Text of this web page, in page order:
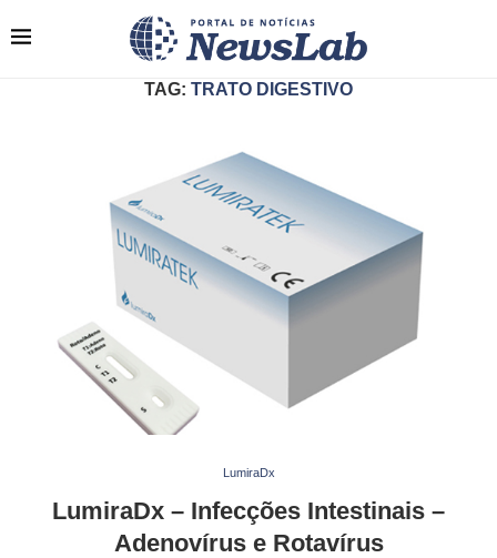
TAG: TRATO DIGESTIVO
LumiraDx
LumiraDx – Infecções Intestinais –
Adenovírus e Rotavírus